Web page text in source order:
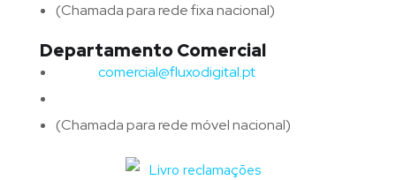
(Chamada para rede fixa nacional)
Departamento Comercial
comercial@fluxodigital.pt
(Chamada para rede móvel nacional)